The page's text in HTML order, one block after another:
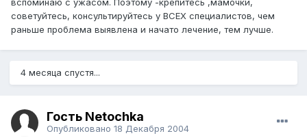
вспоминаю с ужасом. Поэтому -крепитесь ,мамочки,
советуйтесь, консультируйтесь у ВСЕХ специалистов, чем
раньше проблема выявлена и начато лечение, тем лучше.
4 месяца спустя...
Гость Netochka
Опубликовано 18 Декабря 2004